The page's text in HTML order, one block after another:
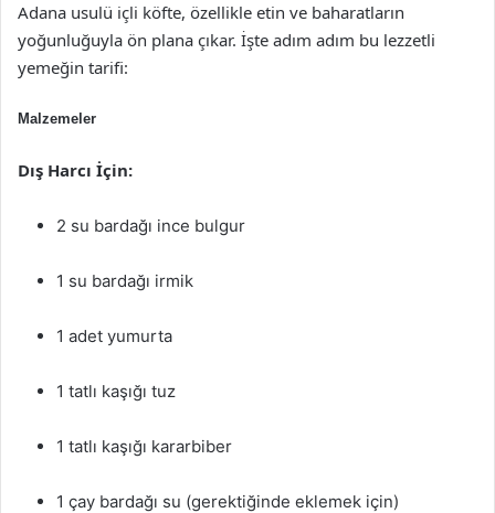
Adana usulü içli köfte, özellikle etin ve baharatların
yoğunluğuyla ön plana çıkar. İşte adım adım bu lezzetli
yemeğin tarifi:
Malzemeler
Dış Harcı İçin:
2 su bardağı ince bulgur
1 su bardağı irmik
1 adet yumurta
1 tatlı kaşığı tuz
1 tatlı kaşığı kararbiber
1 çay bardağı su (gerektiğinde eklemek için)